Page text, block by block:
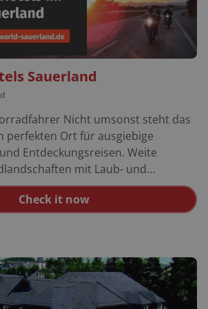
behilflich bei der Tourenplanung
Garage und Stellplätze
für die Lederkleidung. GPS: N
Sauerland
Nicht umsonst steht das
perfekten Ort für ausgiebige
Entdeckungsreisen. Weite
mit Laub- und
von kleinen Landstraße durchzogen
Biker zahlreiche Wege, dem
Biker im Sauerland auch viele
Ziele, wie z.B. den Kahlen Asten in
Westfalens zweithöchsten
Check it now